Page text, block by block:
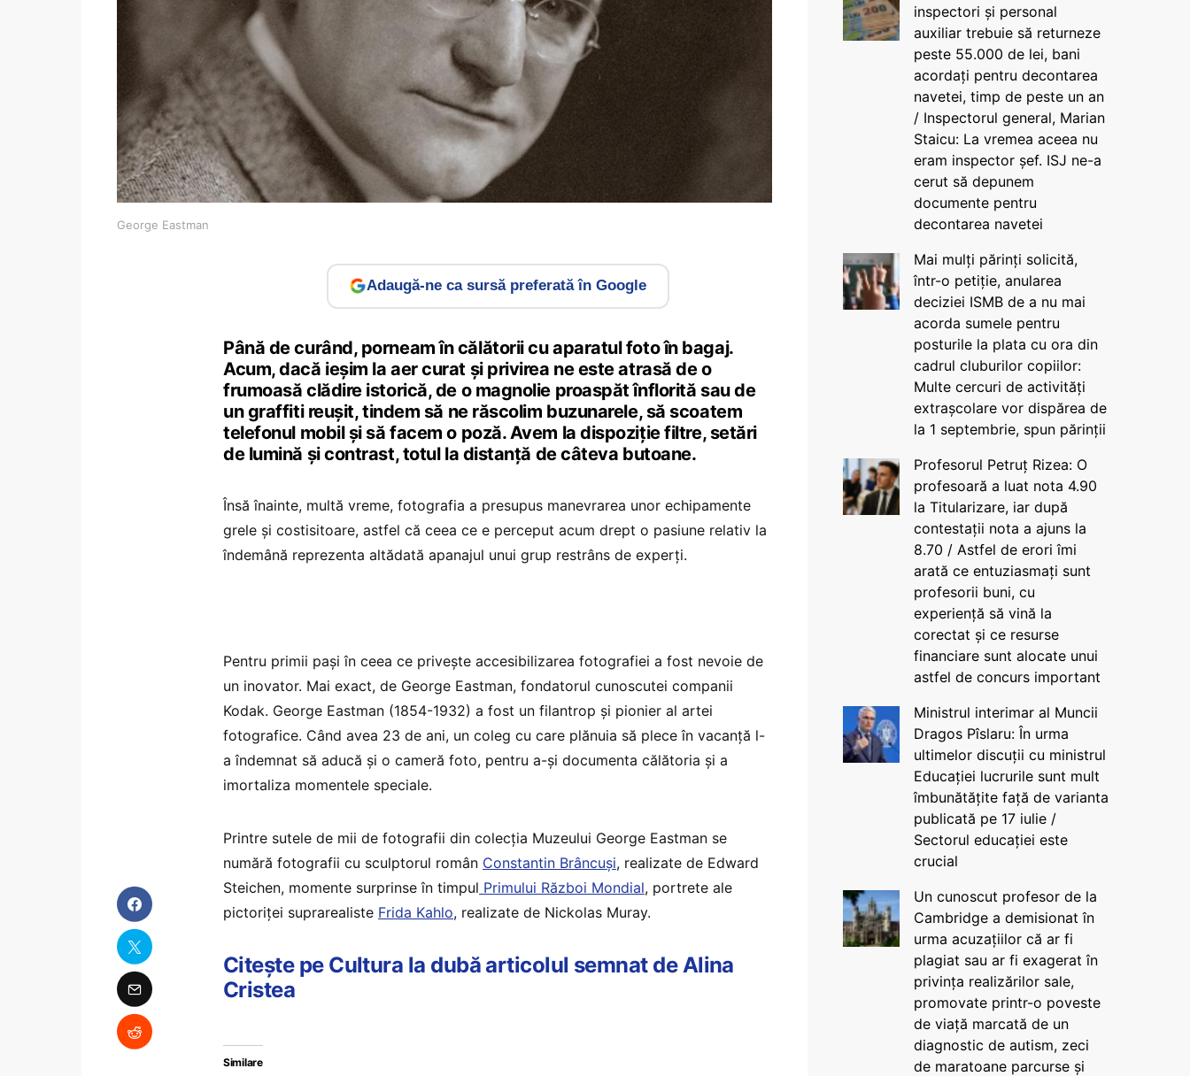
George Eastman
Adaugă-ne ca sursă preferată în Google
Până de curând, porneam în călătorii cu aparatul foto în bagaj.
Acum, dacă ieșim la aer curat și privirea ne este atrasă de o
frumoasă clădire istorică, de o magnolie proaspăt înflorită sau de
un graffiti reușit, tindem să ne răscolim buzunarele, să scoatem
telefonul mobil și să facem o poză. Avem la dispoziție filtre, setări
de lumină și contrast, totul la distanță de câteva butoane.
Însă înainte, multă vreme, fotografia a presupus manevrarea unor echipamente
grele și costisitoare, astfel că ceea ce e perceput acum drept o pasiune relativ la
îndemână reprezenta altădată apanajul unui grup restrâns de experți.
Pentru primii pași în ceea ce privește accesibilizarea fotografiei a fost nevoie de
un inovator. Mai exact, de George Eastman, fondatorul cunoscutei companii
Kodak. George Eastman (1854-1932) a fost un filantrop și pionier al artei
fotografice. Când avea 23 de ani, un coleg cu care plănuia să plece în vacanță l-
a îndemnat să aducă și o cameră foto, pentru a-și documenta călătoria și a
imortaliza momentele speciale.
Printre sutele de mii de fotografii din colecția Muzeului George Eastman se
numără fotografii cu sculptorul român Constantin Brâncuși, realizate de Edward
Steichen, momente surprinse în timpul Primului Război Mondial, portrete ale
pictoriței suprarealiste Frida Kahlo, realizate de Nickolas Muray.
Citește pe Cultura la dubă articolul semnat de Alina
Cristea
Similare
inspectori și personal
auxiliar trebuie să returneze
peste 55.000 de lei, bani
acordați pentru decontarea
navetei, timp de peste un an
/ Inspectorul general, Marian
Staicu: La vremea aceea nu
eram inspector șef. ISJ ne-a
cerut să depunem
documente pentru
decontarea navetei
Mai mulți părinți solicită,
într-o petiție, anularea
deciziei ISMB de a nu mai
acorda sumele pentru
posturile la plata cu ora din
cadrul cluburilor copiilor:
Multe cercuri de activități
extrașcolare vor dispărea de
la 1 septembrie, spun părinții
Profesorul Petruț Rizea: O
profesoară a luat nota 4.90
la Titularizare, iar după
contestații nota a ajuns la
8.70 / Astfel de erori îmi
arată ce entuziasmați sunt
profesorii buni, cu
experiență să vină la
corectat și ce resurse
financiare sunt alocate unui
astfel de concurs important
Ministrul interimar al Muncii
Dragos Pîslaru: În urma
ultimelor discuții cu ministrul
Educației lucrurile sunt mult
îmbunătățite față de varianta
publicată pe 17 iulie /
Sectorul educației este
crucial
Un cunoscut profesor de la
Cambridge a demisionat în
urma acuzațiilor că ar fi
plagiat sau ar fi exagerat în
privința realizărilor sale,
promovate printr-o poveste
de viață marcată de un
diagnostic de autism, zeci
de maratoane parcurse și